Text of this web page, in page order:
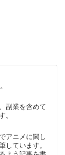
副業を含めて
。
アニメに関し
しています。